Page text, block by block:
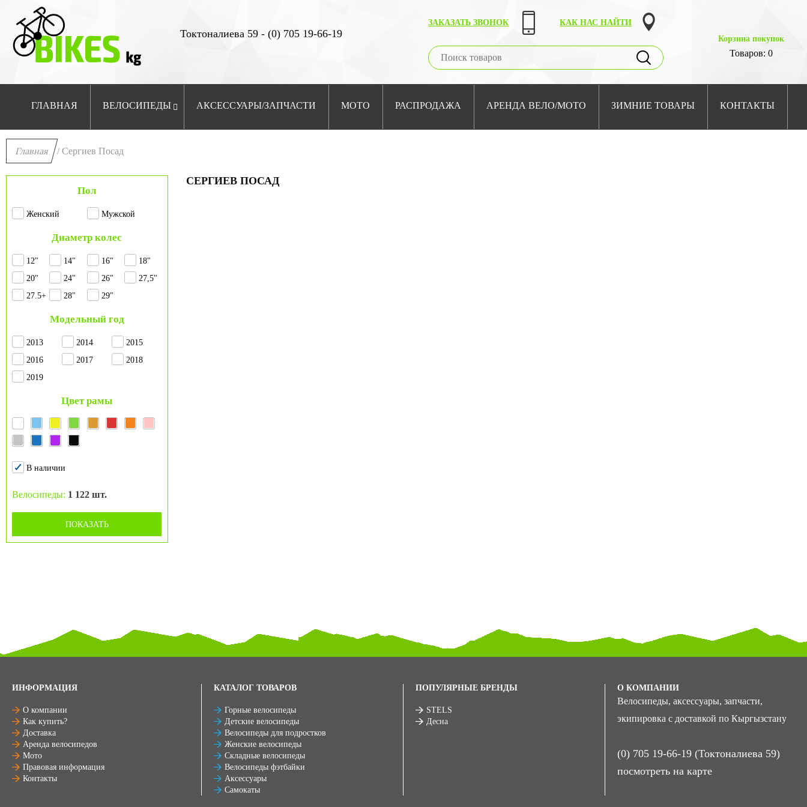
Токтоналиева 59 - (0) 705 19-66-19
ЗАКАЗАТЬ ЗВОНОК
КАК НАС НАЙТИ
Корзина покупок
Товаров: 0
ГЛАВНАЯ ВЕЛОСИПЕДЫ АКСЕССУАРЫ/ЗАПЧАСТИ МОТО РАСПРОДАЖА АРЕНДА ВЕЛО/МОТО ЗИМНИЕ ТОВАРЫ КОНТАКТЫ
Главная / Сергиев Посад
Пол
Женский Мужской
Диаметр колес
12" 14" 16"
18"
20"
24" 26"
27,5"
27.5+
28" 29"
Модельный год
2013 2014
2015
2016
2017
2018
2019
Цвет рамы
В наличии
Велосипеды: 1 122 шт.
ПОКАЗАТЬ
СЕРГИЕВ ПОСАД
ИНФОРМАЦИЯ
О компании
Как купить?
Доставка
Аренда велосипедов
Мото
Правовая информация
Контакты
КАТАЛОГ ТОВАРОВ
Горные велосипеды
Детские велосипеды
Велосипеды для подростков
Женские велосипеды
Складные велосипеды
Велосипеды фэтбайки
Аксессуары
Самокаты
ПОПУЛЯРНЫЕ БРЕНДЫ
STELS
Десна
О КОМПАНИИ
Велосипеды, аксессуары, запчасти,
экипировка с доставкой по Кыргызстану
(0) 705 19-66-19 (Токтоналиева 59)
посмотреть на карте